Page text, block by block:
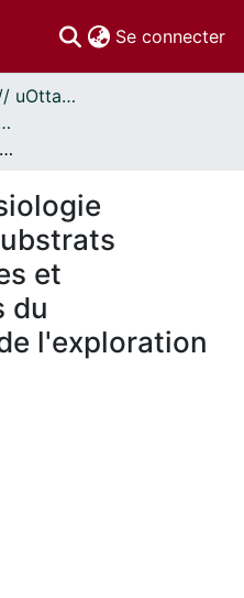
Se connecter
Thèses uOttawa // uOttawa Theses
// Theses, 1910 - 2010
Anatomie et physiologie comparées des substrats mésencéphaliques et hypothalamiques du renforcement et de l'exploration chez le rat.
et
du
l'exploration